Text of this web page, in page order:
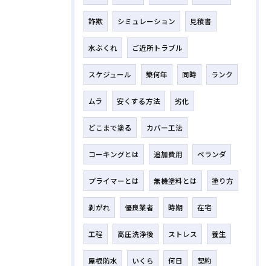
詐欺 シミュレーション 見積書
水ぶくれ ご近所トラブル
スケジュール 築何年 同時 ランク
ムラ 安くする方法 劣化
どこまで塗る カバー工法
コーキングとは 追加費用 ベランダ
プライマーとは 無機塗料とは 塗り方
剥がれ 優良業者 時期 在宅
工程 高圧洗浄後 ストレス 養生
屋根防水 いくら 何日 契約